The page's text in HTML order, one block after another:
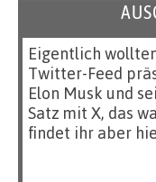
Eigentlich
Twitter-Feed
Elon Musk und
Satz mit X, das
findet ihr aber